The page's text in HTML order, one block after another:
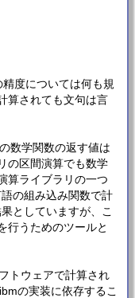
度については何も規
算されても文句は言
数学関数の返す値は
の区間演算でも数学
算ライブラリの一つ
の組み込み関数で計
としていますが、こ
行うためのツールと
トウェアで計算され
の実装に依存するこ